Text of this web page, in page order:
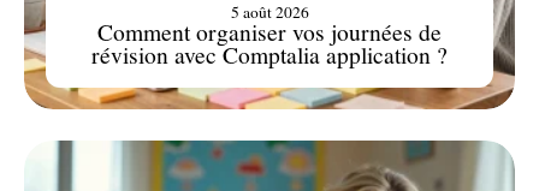
Comment organiser vos journées de
révision avec Comptalia application ?
5 août 2026